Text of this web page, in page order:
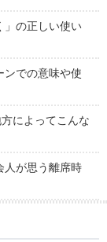
」の正しい使い
ンでの意味や使
によってこんな
人が思う離席時